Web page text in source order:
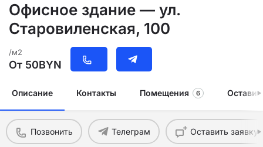
Офисное здание — ул.
Старовиленская, 100
/м2
От 50BYN
Описание Контакты Помещения 6
Позвонить Телеграм Оставить заявку